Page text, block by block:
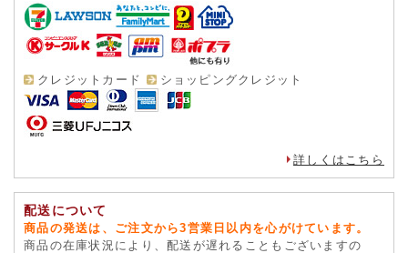
クレジットカード ショッピングクレジット
詳しくはこちら
配送について
商品の発送は、ご注文から3営業日以内を心がけています。
商品の在庫状況により、配送が遅れることもございますの